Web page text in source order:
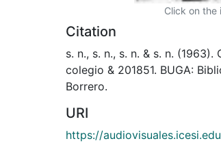
Click on the
Citation
s. n., s. n., s. n. & s. n.
colegio & 201851. BUGA:
Borrero.
URI
https://